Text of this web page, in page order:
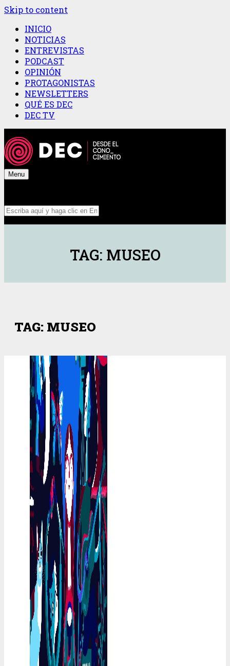
Skip to content
INICIO
NOTICIAS
ENTREVISTAS
PODCAST
OPINIÓN
PROTAGONISTAS
NEWSLETTERS
QUÉ ES DEC
DEC TV
Menu
TAG: MUSEO
TAG: MUSEO